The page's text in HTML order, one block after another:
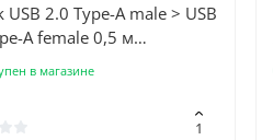
USB 2.0 Type-A male > USB
A female 0,5 м
в магазине